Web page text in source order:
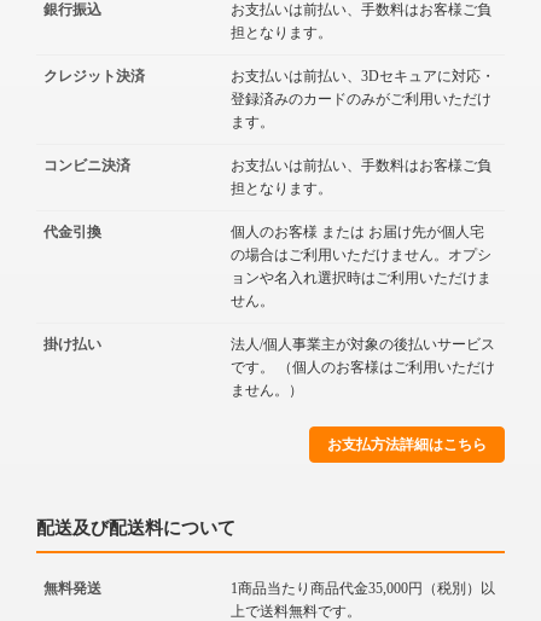
銀行振込
お支払いは前払い、手数料はお客様ご負
担となります。
クレジット決済
お支払いは前払い、3Dセキュアに対応・
登録済みのカードのみがご利用いただけ
ます。
コンビニ決済
お支払いは前払い、手数料はお客様ご負
担となります。
代金引換
個人のお客様 または お届け先が個人宅
の場合はご利用いただけません。オプシ
ョンや名入れ選択時はご利用いただけま
せん。
掛け払い
法人/個人事業主が対象の後払いサービス
です。 （個人のお客様はご利用いただけ
ません。）
お支払方法詳細はこちら
配送及び配送料について
無料発送
1商品当たり商品代金35,000円（税別）以
上で送料無料です。